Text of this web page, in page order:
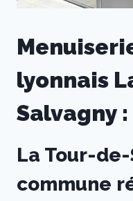
lyonnais
Salvagny
La Tour-
commune